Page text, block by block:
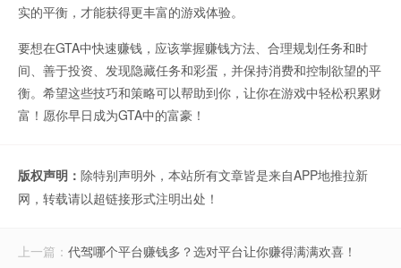
实的平衡，才能获得更丰富的游戏体验。
要想在GTA中快速赚钱，应该掌握赚钱方法、合理规划任务和时
间、善于投资、发现隐藏任务和彩蛋，并保持消费和控制欲望的平
衡。希望这些技巧和策略可以帮助到你，让你在游戏中轻松积累财
富！愿你早日成为GTA中的富豪！
版权声明： 除特别声明外，本站所有文章皆是来自APP地推拉新
网，转载请以超链接形式注明出处！
上一篇： 代驾哪个平台赚钱多？选对平台让你赚得满满欢喜！